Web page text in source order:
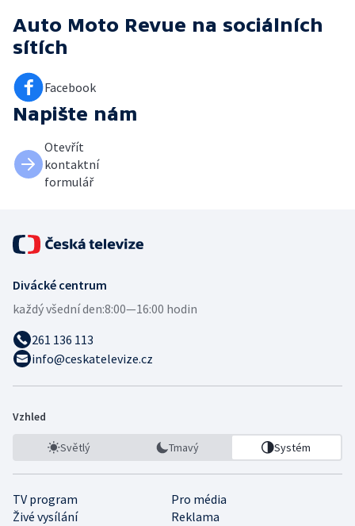
Auto Moto Revue na sociálních
sítích
Facebook
Napište nám
Otevřít
kontaktní
formulář
Divácké centrum
každý všední den:8:00—16:00 hodin
261 136 113
info@ceskatelevize.cz
Vzhled
Světlý Tmavý Systém
TV program
Pro média
Živé vysílání
Reklama